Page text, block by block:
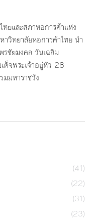
ทยและสภาหอการค้าแห่ง
าวิทยาลัยหอการค้าไทย นำ
ชัยมงคล วันเฉลิม
ด็จพระเจ้าอยู่หัว 28
มหาราชวัง
(41)
(22)
(31)
(23)